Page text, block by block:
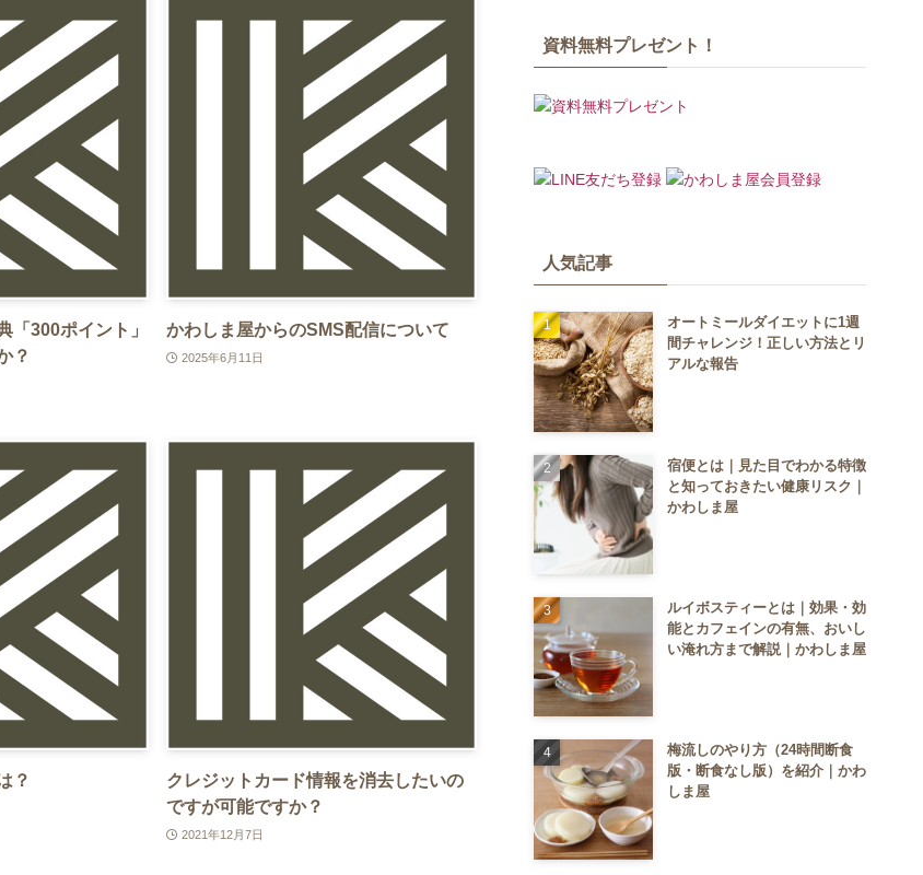
「300ポイント」
？
かわしま屋からのSMS配信について
2025年6月11日
？
クレジットカード情報を消去したいの
ですが可能ですか？
2021年12月7日
資料無料プレゼント！
人気記事
オートミールダイエットに1週
間チャレンジ！正しい方法とリ
アルな報告
宿便とは｜見た目でわかる特徴
と知っておきたい健康リスク｜
かわしま屋
ルイボスティーとは｜効果・効
能とカフェインの有無、おいし
い淹れ方まで解説｜かわしま屋
梅流しのやり方（24時間断食
版・断食なし版）を紹介｜かわ
しま屋